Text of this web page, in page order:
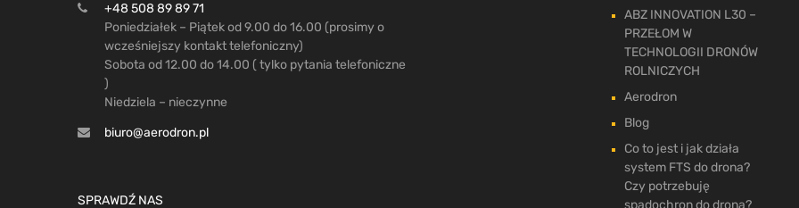
+48 508 89 89 71
Poniedziałek – Piątek od 9.00 do 16.00 (prosimy o
wcześniejszy kontakt telefoniczny)
Sobota od 12.00 do 14.00 ( tylko pytania telefoniczne
)
Niedziela – nieczynne
biuro@aerodron.pl
SPRAWDŹ NAS
ABZ INNOVATION L30 –
PRZEŁOM W
TECHNOLOGII DRONÓW
ROLNICZYCH
Aerodron
Blog
Co to jest i jak działa
system FTS do drona?
Czy potrzebuję